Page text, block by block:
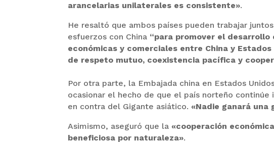
arancelarias unilaterales es consistente».
He resaltó que ambos países pueden trabajar
esfuerzos con China “para promover el
económicas y comerciales entre China y Estados
de respeto mutuo, coexistencia pacífica y
Por otra parte, la Embajada china en Estados
ocasionar el hecho de que el país norteño
en contra del Gigante asiático. «Nadie ganará una
Asimismo, aseguró que la «cooperación
beneficiosa por naturaleza».